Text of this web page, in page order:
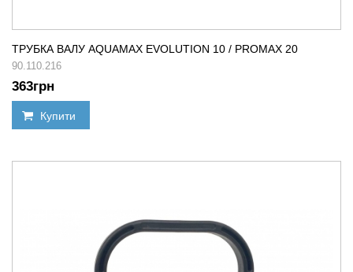
ТРУБКА ВАЛУ AQUAMAX EVOLUTION 10 / PROMAX 20
90.110.216
363грн
Купити